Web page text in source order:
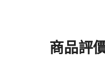
商品評